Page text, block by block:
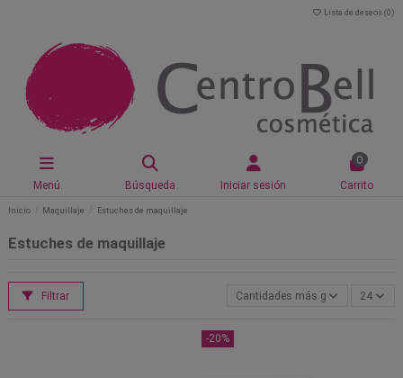
Lista de deseos (0 )
Menú Búsqueda Iniciar sesión
0
Carrito
Inicio Maquillaje Estuches de maquillaje
Estuches de maquillaje
Filtrar Cantidades más grandes primero
24
-20%